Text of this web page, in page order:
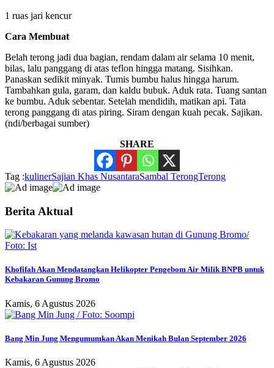
1 ruas jari kencur
Cara Membuat
Belah terong jadi dua bagian, rendam dalam air selama 10 menit,
bilas, lalu panggang di atas teflon hingga matang. Sisihkan.
Panaskan sedikit minyak. Tumis bumbu halus hingga harum.
Tambahkan gula, garam, dan kaldu bubuk. Aduk rata. Tuang santan
ke bumbu. Aduk sebentar. Setelah mendidih, matikan api. Tata
terong panggang di atas piring. Siram dengan kuah pecak. Sajikan.
(ndi/berbagai sumber)
SHARE
Tag :kulinerSajian Khas NusantaraSambal TerongTerong
Berita Aktual
Khofifah Akan Mendatangkan Helikopter Pengebom Air Milik BNPB untuk
Kebakaran Gunung Bromo
Kamis, 6 Agustus 2026
Bang Min Jung Mengumumkan Akan Menikah Bulan September 2026
Kamis, 6 Agustus 2026